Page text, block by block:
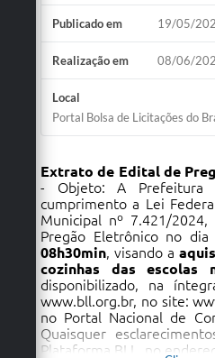
Publicado em 19/05/
Realização em 08/06/
Local
Portal Bolsa de Licitações do
Extrato de Edital de
- Objeto: A Prefeitura
cumprimento a Lei
Municipal nº 7.421/
Pregão Eletrônico no
08h30min, visando a
cozinhas das escolas
disponibilizado, na
www.bll.org.br, no site:
no Portal Nacional de
Quaisquer
Plataforma BLL, no